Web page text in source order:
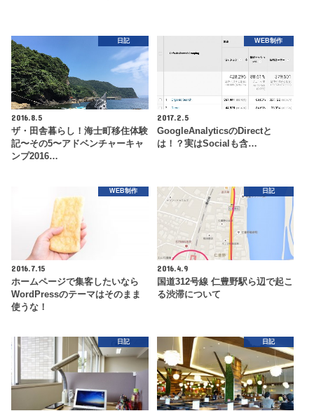
日記
2016.8.5
ザ・田舎暮らし！海士町移住体験
記〜その5〜アドベンチャーキャ
ンプ2016…
WEB制作
2017.2.5
GoogleAnalyticsのDirectと
は！？実はSocialも含…
WEB制作
2016.7.15
ホームページで集客したいなら
WordPressのテーマはそのまま
使うな！
日記
2016.4.9
国道312号線 仁豊野駅ら辺で起こ
る渋滞について
日記 日記